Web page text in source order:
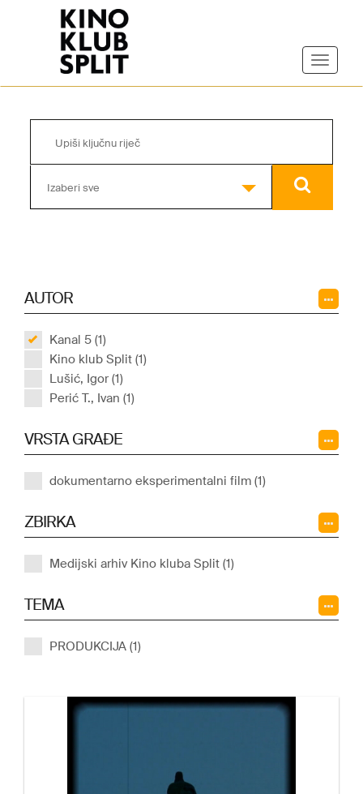
Izaberi sve
AUTOR
Kanal 5 (1)
Kino klub Split (1)
Lušić, Igor (1)
Perić T., Ivan (1)
VRSTA GRAĐE
dokumentarno eksperimentalni film (1)
ZBIRKA
Medijski arhiv Kino kluba Split (1)
TEMA
PRODUKCIJA (1)